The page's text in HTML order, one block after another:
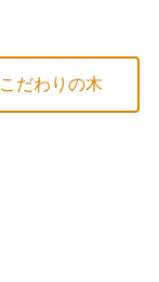
こだわりの木